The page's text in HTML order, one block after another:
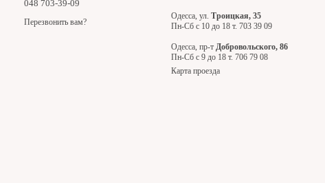
048 703-39-09
Перезвонить вам?
Одесса, ул. Троицкая, 35
Пн-Сб с 10 до 18 т. 703 39 09
Одесса, пр-т Добровольского, 86
Пн-Сб с 9 до 18 т. 706 79 08
Карта проезда